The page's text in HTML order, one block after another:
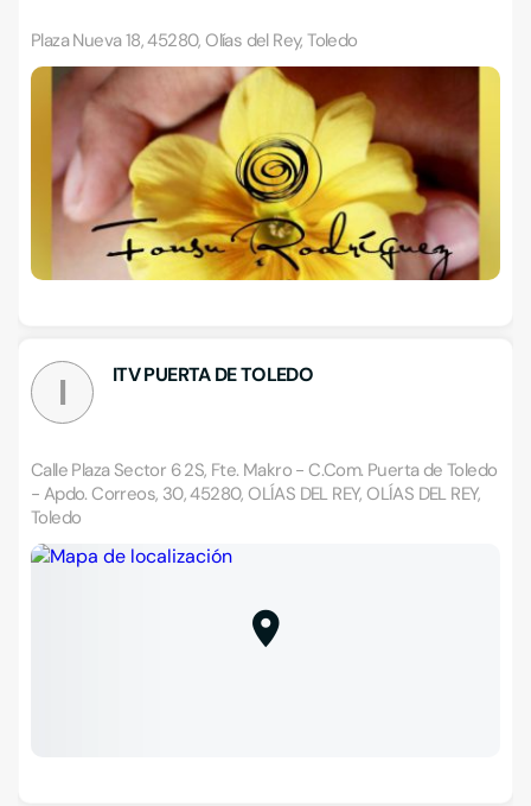
Plaza Nueva 18, 45280, Olías del Rey, Toledo
I ITV PUERTA DE TOLEDO
Calle Plaza Sector 6 2S, Fte. Makro - C.Com. Puerta de Toledo
- Apdo. Correos, 30, 45280, OLÍAS DEL REY, OLÍAS DEL REY,
Toledo